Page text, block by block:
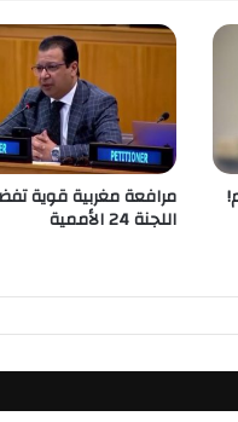
مرافعة مغربية قوية
اللجنة 24 الأممية